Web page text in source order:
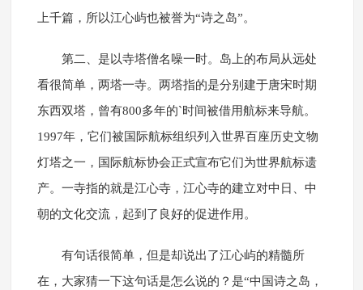
上千篇，所以江心屿也被誉为“诗之岛”。
第二、是以寺塔僧名噪一时。岛上的布局从远处
看很简单，两塔一寺。两塔指的是分别建于唐宋时期
东西双塔，曾有800多年的`时间被借用航标来导航。
1997年，它们被国际航标组织列入世界百座历史文物
灯塔之一，国际航标协会正式宣布它们为世界航标遗
产。一寺指的就是江心寺，江心寺的建立对中日、中
朝的文化交流，起到了良好的促进作用。
有句话很简单，但是却说出了江心屿的精髓所
在，大家猜一下这句话是怎么说的？是“中国诗之岛，